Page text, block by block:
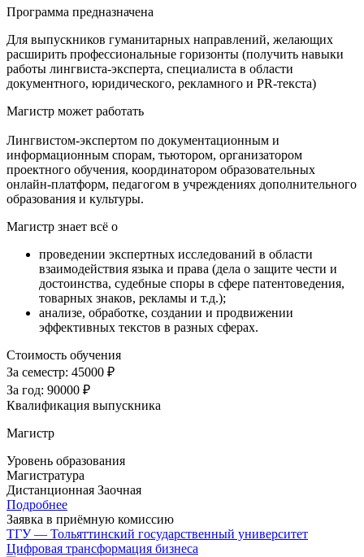
Программа предназначена
Для выпускников гуманитарных направлений, желающих
расширить профессиональные горизонты (получить навыки
работы лингвиста-эксперта, специалиста в области
документного, юридического, рекламного и PR-текста)
Магистр может работать
Лингвистом-экспертом по документационным и
информационным спорам, тьютором, организатором
проектного обучения, координатором образовательных
онлайн-платформ, педагогом в учреждениях дополнительного
образования и культуры.
Магистр знает всё о
проведении экспертных исследований в области
взаимодействия языка и права (дела о защите чести и
достоинства, судебные споры в сфере патентоведения,
товарных знаков, рекламы и т.д.);
анализе, обработке, создании и продвижении
эффективных текстов в разных сферах.
Стоимость обучения
За семестр: 45000 ₽
За год: 90000 ₽
Квалификация выпускника
Магистр
Уровень образования
Магистратура
Дистанционная Заочная
Подробнее
Заявка в приёмную комиссию
ТГУ — Тольяттинский государственный университет
Цифровая трансформация бизнеса